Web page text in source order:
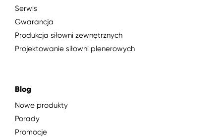
Serwis
Gwarancja
Produkcja siłowni zewnętrznych
Projektowanie siłowni plenerowych
Blog
Nowe produkty
Porady
Promocje